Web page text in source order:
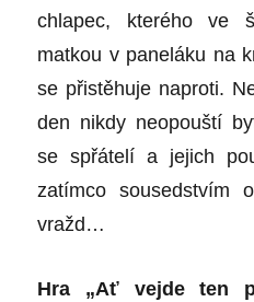
chlapec, kterého ve
matkou v paneláku na
se přistěhuje naproti.
den nikdy neopouští
se spřátelí a jejich
zatímco sousedstvím
vražd…
Hra „Ať vejde ten